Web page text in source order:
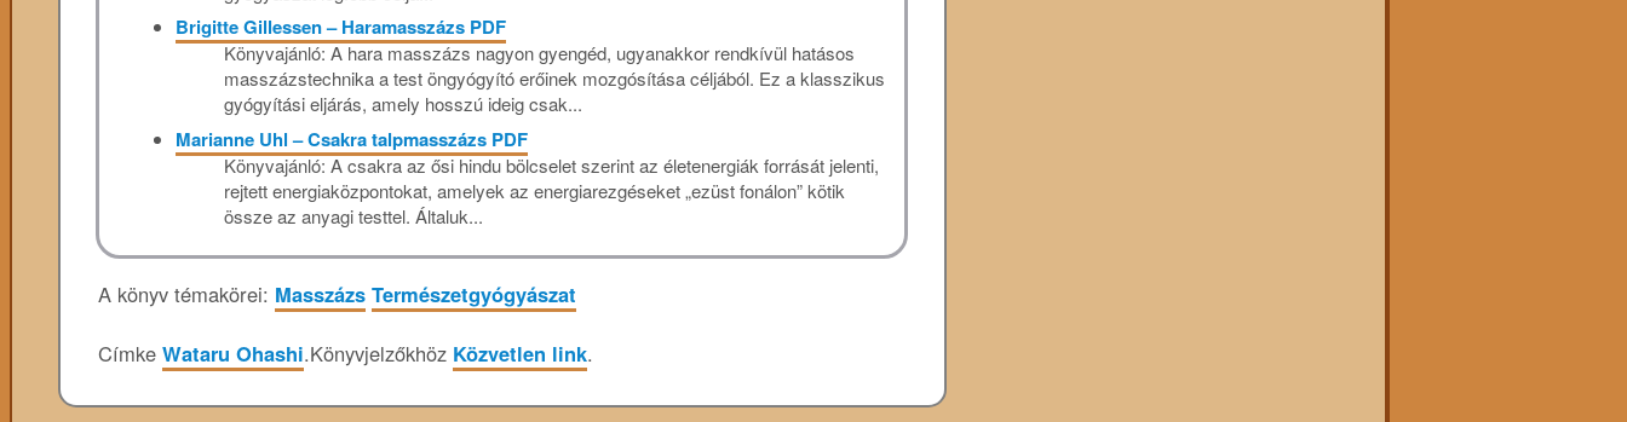
Brigitte Gillessen – Haramasszázs PDF
Könyvajánló: A hara masszázs nagyon gyengéd, ugyanakkor rendkívül hatásos
masszázstechnika a test öngyógyító erőinek mozgósítása céljából. Ez a klasszikus
gyógyítási eljárás, amely hosszú ideig csak...
Marianne Uhl – Csakra talpmasszázs PDF
Könyvajánló: A ​csakra az ősi hindu bölcselet szerint az életenergiák forrását jelenti,
rejtett energiaközpontokat, amelyek az energiarezgéseket „ezüst fonálon” kötik
össze az anyagi testtel. Általuk...
A könyv témakörei: Masszázs Természetgyógyászat
Címke Wataru Ohashi.Könyvjelzőkhöz Közvetlen link.